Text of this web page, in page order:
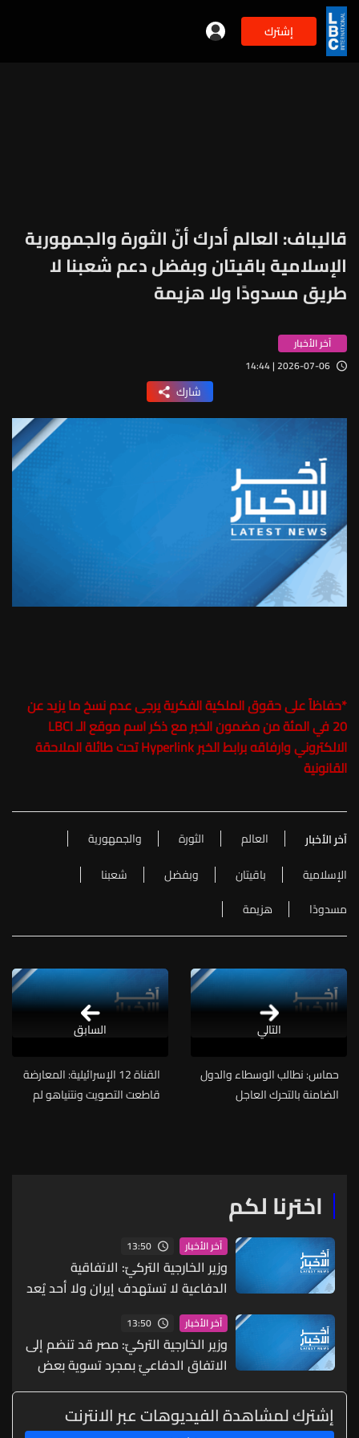
إشترك
قاليباف: العالم أدرك أنّ الثورة والجمهورية
الإسلامية باقيتان وبفضل دعم شعبنا لا
طريق مسدودًا ولا هزيمة
آخر الأخبار
2026-07-06 | 14:44
شارك
*حفاظاً على حقوق الملكية الفكرية يرجى عدم نسخ ما يزيد عن
20 في المئة من مضمون الخبر مع ذكر اسم موقع الـ LBCI
الالكتروني وارفاقه برابط الخبر Hyperlink تحت طائلة الملاحقة
القانونية
آخر الأخبار العالم الثورة
والجمهورية
الإسلامية
باقيتان وبفضل
شعبنا
مسدودًا
هزيمة
التالي
حماس: نطالب الوسطاء والدول
الضامنة بالتحرك العاجل
القناة 12 الإسرائيلية: المعارضة
قاطعت التصويت ونتنياهو لم
السابق
اخترنا لكم
آخر الأخبار 13:50
وزير الخارجية التركيّ: الاتفاقية
الدفاعية لا تستهدف إيران ولا أحد يُعد
هدفا ما دام لا يهاجم الدول الأعضاء
آخر الأخبار 13:50
وزير الخارجية التركيّ: مصر قد تنضم إلى
الاتفاق الدفاعيّ بمجرد تسوية بعض
المسائل الفنية
إشترك لمشاهدة الفيديوهات عبر الانترنت